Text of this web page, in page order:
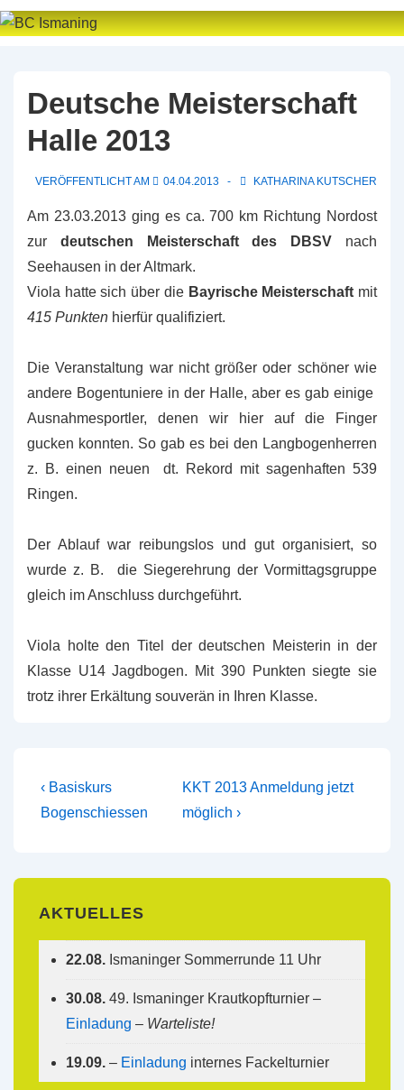
↓
Zum
Deutsche Meisterschaft
Halle 2013
VERÖFFENTLICHT AM 04.04.2013 KATHARINA KUTSCHER
Am 23.03.2013 ging es ca. 700 km Richtung Nordost
zur deutschen Meisterschaft des DBSV nach
Seehausen in der Altmark.
Viola hatte sich über die Bayrische Meisterschaft mit
415 Punkten hierfür qualifiziert.
Die Veranstaltung war nicht größer oder schöner wie
andere Bogentuniere in der Halle, aber es gab einige
Ausnahmesportler, denen wir hier auf die Finger
gucken konnten. So gab es bei den Langbogenherren
z. B. einen neuen dt. Rekord mit sagenhaften 539
Ringen.
Der Ablauf war reibungslos und gut organisiert, so
wurde z. B. die Siegerehrung der Vormittagsgruppe
gleich im Anschluss durchgeführt.
Viola holte den Titel der deutschen Meisterin in der
Klasse U14 Jagdbogen. Mit 390 Punkten siegte sie
trotz ihrer Erkältung souverän in Ihren Klasse.
Beitragsnavigation
Vorheriger
Beitrag
‹ Basiskurs
Bogenschiessen
Nächster
Beitrag
KKT 2013 Anmeldung jetzt
möglich ›
AKTUELLES
22.08. Ismaninger Sommerrunde 11 Uhr
30.08. 49. Ismaninger Krautkopfturnier –
Einladung – Warteliste!
19.09. – Einladung internes Fackelturnier